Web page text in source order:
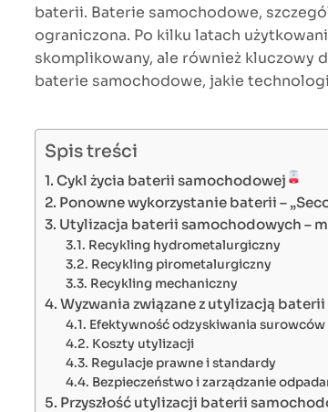
baterii. Baterie samochodowe,
ograniczona. Po kilku latach
skomplikowany, ale również kluczowy
baterie samochodowe, jakie
Spis treści
Cykl życia baterii samochodowej
Ponowne wykorzystanie baterii –
Utylizacja baterii samochodowych –
Recykling hydrometalurgiczny
Recykling pirometalurgiczny
Recykling mechaniczny
Wyzwania związane z utylizacją
Efektywność odzyskiwania surowców
Koszty utylizacji
Regulacje prawne i standardy
Bezpieczeństwo i zarządzanie
Przyszłość utylizacji baterii